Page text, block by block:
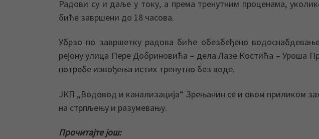
Радови су и даље у току, а према тренутним проценама,
биће завршени до 18 часова.
Убрзо по завршетку радова биће обезбеђено
рејону улица Пере Добриновића – дела Лазе Костића – Уроша
потребе извођења истих тренутно без воде.
ЈКП „Водовод и канализација“ Зрењанин се и овом приликом
на стрпљењу и разумевању.
Прочитајте још: